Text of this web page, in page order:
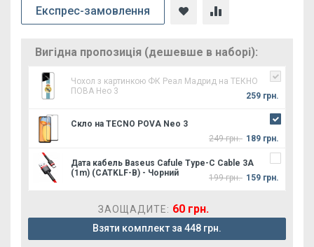
Експрес-замовлення
Вигідна пропозиція (дешевше в наборі):
Чохол з картинкою ФК Реал Мадрид на ТЕКНО
ПОВА Нео 3
259 грн.
Скло на TECNO POVA Neo 3
249 грн. 189 грн.
Дата кабель Baseus Cafule Type-C Cable 3A
(1m) (CATKLF-B) - Чорний
199 грн. 159 грн.
ЗАОЩАДИТЕ: 60 грн.
Взяти комплект за 448 грн.